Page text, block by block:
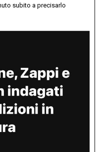
subito a precisarlo